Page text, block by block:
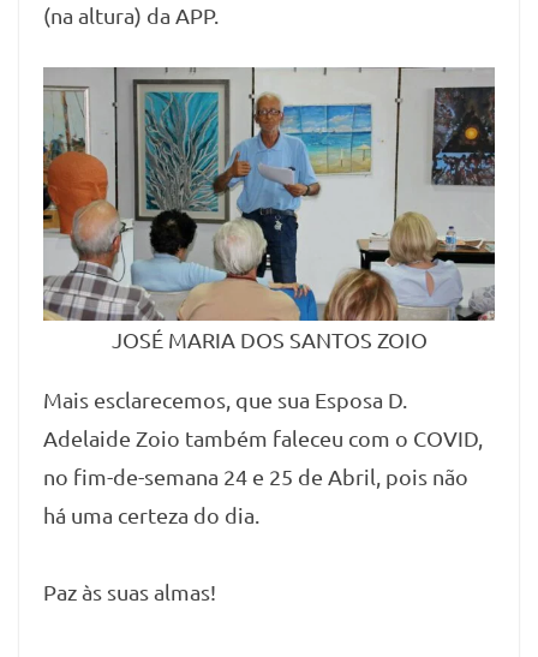
(na altura) da APP.
JOSÉ MARIA DOS SANTOS ZOIO
Mais esclarecemos, que sua Esposa D.
Adelaide Zoio também faleceu com o COVID,
no fim-de-semana 24 e 25 de Abril, pois não
há uma certeza do dia.
Paz às suas almas!